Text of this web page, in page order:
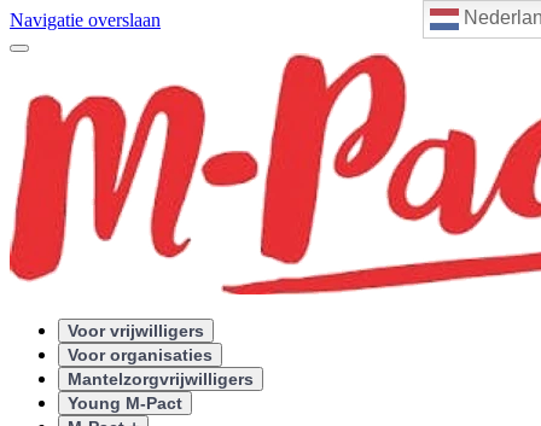
Navigatie overslaan
Voor vrijwilligers
Voor organisaties
Mantelzorgvrijwilligers
Young M-Pact